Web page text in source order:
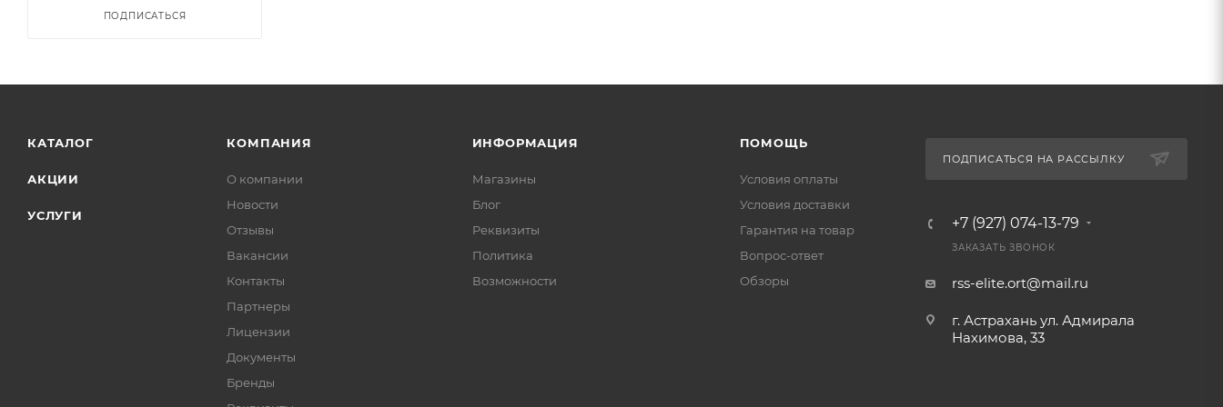
ПОДПИСАТЬСЯ
КАТАЛОГ
АКЦИИ
УСЛУГИ
КОМПАНИЯ
О компании
Новости
Отзывы
Вакансии
Контакты
Партнеры
Лицензии
Документы
Бренды
ИНФОРМАЦИЯ
Магазины
Блог
Реквизиты
Политика
Возможности
ПОМОЩЬ
Условия оплаты
Условия доставки
Гарантия на товар
Вопрос-ответ
Обзоры
ПОДПИСАТЬСЯ НА РАССЫЛКУ
+7 (927) 074-13-79
ЗАКАЗАТЬ ЗВОНОК
rss-elite.ort@mail.ru
г. Астрахань ул. Адмирала
Нахимова, 33